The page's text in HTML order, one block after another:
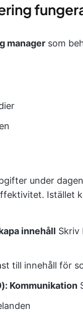
manager som
under
Istället
innehåll Skriv
till innehåll för
Kommunikation